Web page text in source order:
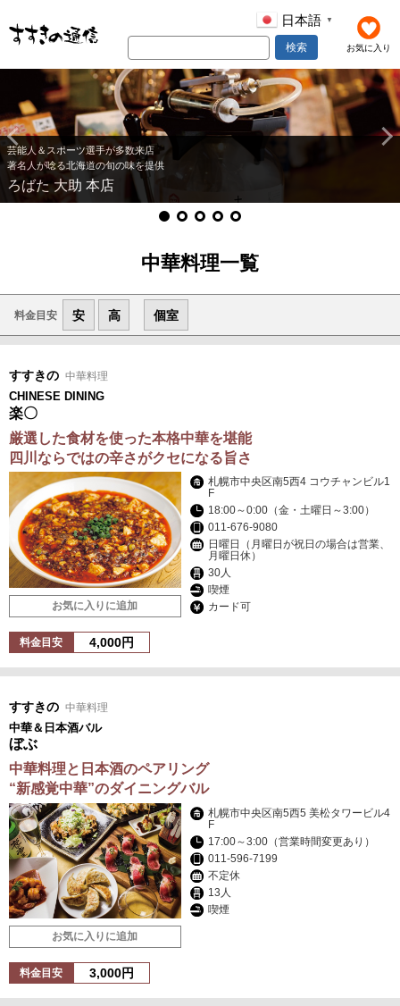
お気に入り
日本語 ▼
検索
芸能人＆スポーツ選手が多数来店
著名人が唸る北海道の旬の味を提供
ろばた 大助 本店
中華料理一覧
料金目安 安 高 個室
すすきの 中華料理
CHINESE DINING
楽〇
厳選した食材を使った本格中華を堪能
四川ならではの辛さがクセになる旨さ
お気に入りに追加
札幌市中央区南5西4 コウチャンビル1
F
18:00～0:00（金・土曜日～3:00）
011-676-9080
日曜日（月曜日が祝日の場合は営業、
月曜日休）
30人
喫煙
カード可
料金目安 4,000円
すすきの 中華料理
中華＆日本酒バル
ぼぶ
中華料理と日本酒のペアリング
“新感覚中華”のダイニングバル
お気に入りに追加
札幌市中央区南5西5 美松タワービル4
F
17:00～3:00（営業時間変更あり）
011-596-7199
不定休
13人
喫煙
料金目安 3,000円